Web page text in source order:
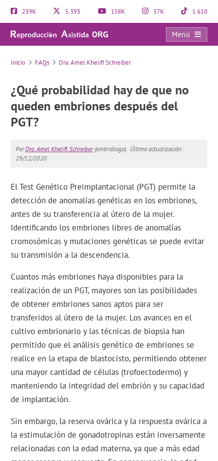
239K 5.393 158K 37K 1.610
Menú
FAQs
Inicio FAQs Dra. Amel Khelifi Schreiber
¿Qué probabilidad hay de que no
queden embriones después del
PGT?
PorDra. Amel Khelifi Schreiber(embrióloga). Última actualización:
29/12/2020
El Test Genético Preimplantacional (PGT) permite la
detección de anomalías genéticas en los embriones,
antes de su transferencia al útero de la mujer.
Identificando los embriones libres de anomalías
cromosómicas y mutaciones genéticas se puede evitar
su transmisión a la descendencia.
Cuantos más embriones haya disponibles para la
realización de un PGT, mayores son las posibilidades
de obtener embriones sanos aptos para ser
transferidos al útero de la mujer. Los avances en el
cultivo embrionario y las técnicas de biopsia han
permitido que el análisis genético de embriones se
realice en la etapa de blastocisto, permitiendo obtener
una mayor cantidad de células (trofoectodermo) y
manteniendo la integridad del embrión y su capacidad
de implantación.
Sin embargo, la reserva ovárica y la respuesta ovárica a
la estimulación de gonadotropinas están inversamente
relacionadas con la edad materna, ya que a más edad